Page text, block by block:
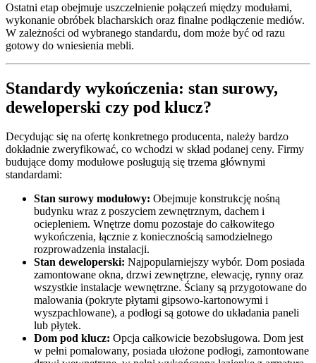
Ostatni etap obejmuje uszczelnienie połączeń między modułami,
wykonanie obróbek blacharskich oraz finalne podłączenie mediów.
W zależności od wybranego standardu, dom może być od razu
gotowy do wniesienia mebli.
Standardy wykończenia: stan surowy,
deweloperski czy pod klucz?
Decydując się na ofertę konkretnego producenta, należy bardzo
dokładnie zweryfikować, co wchodzi w skład podanej ceny. Firmy
budujące domy modułowe posługują się trzema głównymi
standardami:
Stan surowy modułowy: Obejmuje konstrukcję nośną
budynku wraz z poszyciem zewnętrznym, dachem i
ociepleniem. Wnętrze domu pozostaje do całkowitego
wykończenia, łącznie z koniecznością samodzielnego
rozprowadzenia instalacji.
Stan deweloperski: Najpopularniejszy wybór. Dom posiada
zamontowane okna, drzwi zewnętrzne, elewację, rynny oraz
wszystkie instalacje wewnętrzne. Ściany są przygotowane do
malowania (pokryte płytami gipsowo-kartonowymi i
wyszpachlowane), a podłogi są gotowe do układania paneli
lub płytek.
Dom pod klucz: Opcja całkowicie bezobsługowa. Dom jest
w pełni pomalowany, posiada ułożone podłogi, zamontowane